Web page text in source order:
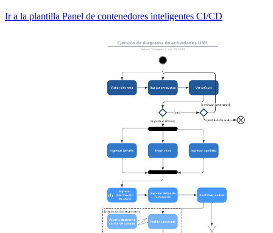
Ir a la plantilla Panel de contenedores inteligentes CI/CD